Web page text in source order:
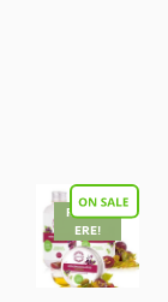
REDUC
ERE!